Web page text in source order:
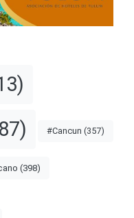
#Cancun (357)
(398)